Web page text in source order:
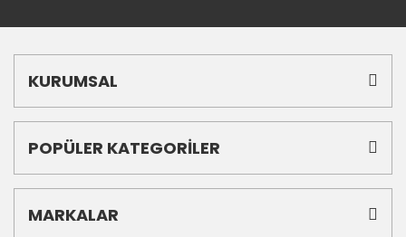
KURUMSAL
POPÜLER KATEGORİLER
MARKALAR